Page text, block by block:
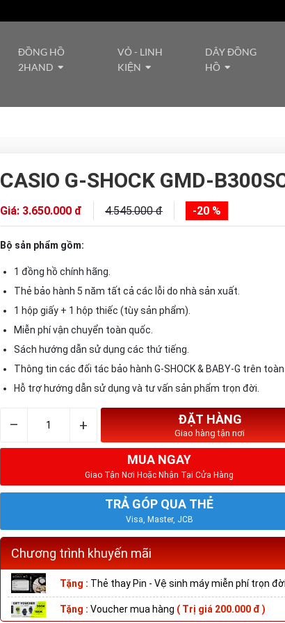
ĐỒNG HỒ
2HAND
VỎ - LINH
KIỆN
DÂY ĐỒNG
HỒ
CASIO G-SHOCK GMD-
Giá: 3.650.000 đ 4.545.000 đ -20 %
Bộ sản phẩm gồm:
1 đồng hồ chính hãng.
Thẻ bảo hành 5 năm tất cả các lỗi do nhà sản xuất.
1 hộp giấy + 1 hộp thiếc (tùy sản phẩm).
Miễn phí vận chuyển toàn quốc.
Sách hướng dẫn sử dụng các thứ tiếng.
Thông tin các đối tác bảo hành G-SHOCK & BABY-G trên toàn
Hỗ trợ hướng dẫn sử dụng và tư vấn sản phẩm trọn đời.
– + ĐẶT HÀNG
Giao hàng tận nơi
MUA NGAY
Giao Tận Nơi Hoặc Nhận Tại Cửa Hàng
TRẢ GÓP QUA THẺ
Visa, Master, JCB
Chương trình khuyến mãi
Tặng : Thẻ thay Pin - Vệ sinh máy miễn phí trọn đời
Tặng : Voucher mua hàng ( Trị giá 200.000 đ )